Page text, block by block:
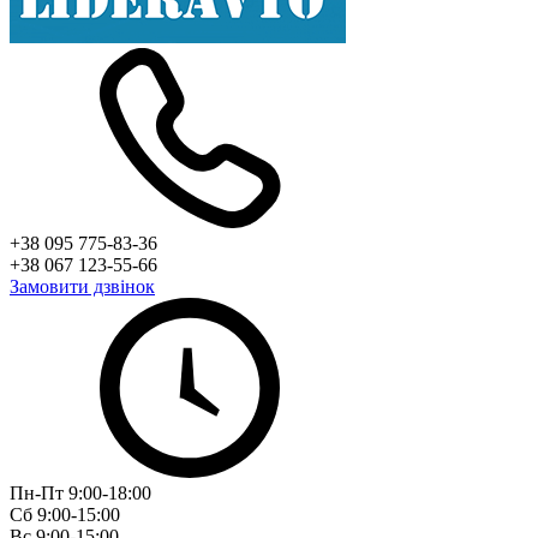
+38 095 775-83-36
+38 067 123-55-66
Замовити дзвінок
Пн-Пт 9:00-18:00
Сб 9:00-15:00